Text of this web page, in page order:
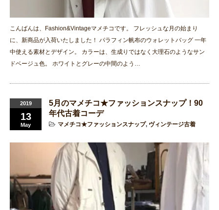
こんばんは、Fashion&Vintageマメチコです。 フレッシュな月の始まり
に、新商品が入荷いたしました！ パラフィン帆布のウォレットバッグ 一年
中使える素材とデザイン。 カラーは、生成りではなく大理石のようなサン
ドベージュ色。 ホワイトとグレーの中間のよう…
2019
13
May
5月のマメチコ★ファッションスナップ！90
年代古着コーデ
マメチコ★ファッションスナップ, ヴィンテージ古着